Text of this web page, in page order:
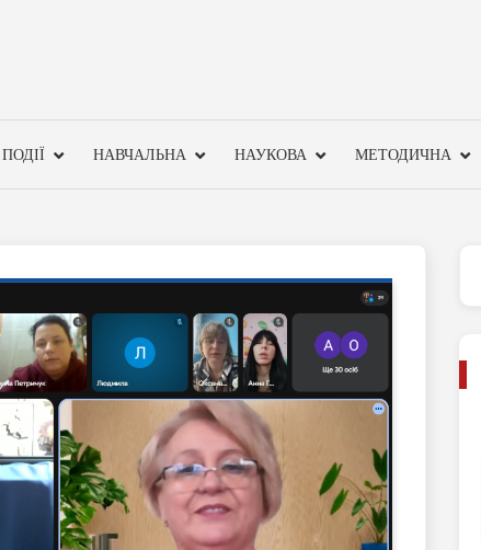
ПОДІЇ НАВЧАЛЬНА НАУКОВА МЕТОДИЧНА